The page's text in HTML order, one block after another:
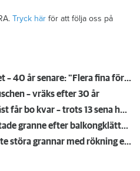
Tryck här för att följa oss på
Kompisdealen blev verklighet – 40 år senare: "Flera fina fördelar med att dela bostad"
– vräks efter 30 år
Värdens miss gör att hyresgäst får bo kvar – trots 13 sena hyror
Naken gängkriminell knivhotade granne efter balkongklättring
Dealen för att bo kvar: Får inte störa grannar med rökning eller utsätta dem för brandfara